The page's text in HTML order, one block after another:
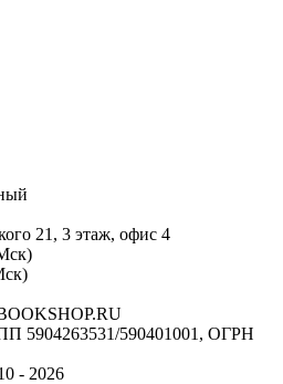
21, 3 этаж, офис 4
590401001, ОГРН
- 2026